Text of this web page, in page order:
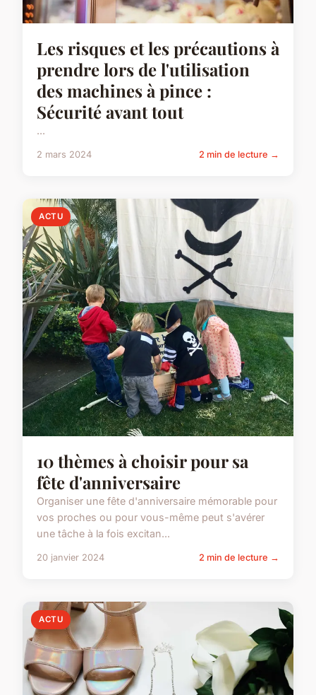
Les risques et les précautions à
prendre lors de l'utilisation
des machines à pince :
Sécurité avant tout
...
2 mars 2024 2 min de lecture →
ACTU
10 thèmes à choisir pour sa
fête d'anniversaire
Organiser une fête d'anniversaire mémorable pour
vos proches ou pour vous-même peut s'avérer
une tâche à la fois excitan...
20 janvier 2024 2 min de lecture →
ACTU